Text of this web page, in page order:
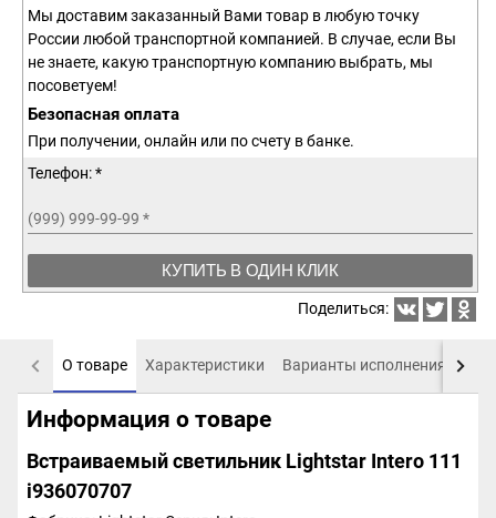
Мы доставим заказанный Вами товар в любую точку
России любой транспортной компанией. В случае, если Вы
не знаете, какую транспортную компанию выбрать, мы
посоветуем!
Безопасная оплата
При получении, онлайн или по счету в банке.
Телефон: *
(999) 999-99-99 *
КУПИТЬ В ОДИН КЛИК
Поделиться:
О товаре Характеристики Варианты исполнения
Информация о товаре
Встраиваемый светильник Lightstar Intero 111
i936070707